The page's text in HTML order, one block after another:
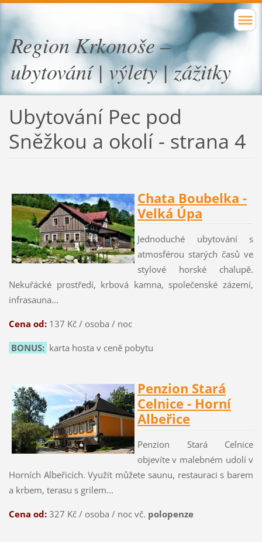
Region Krkonoše –
ubytování | výlety | zážitky
Ubytování Pec pod
Sněžkou a okolí - strana 4
Chata Boubelka -
Velká Úpa
Jednoduché ubytování s
atmosférou starých časů ve
stylové horské chalupě.
Nekuřácké prostředí, krbová kamna, společenské zázemí,
infrasauna...
Cena od:137 Kč / osoba / noc
BONUS: karta hosta v ceně pobytu
Penzion Stará
Celnice - Horní
Albeřice
Penzion Stará Celnice
objevíte v malebném udolí v
Horních Albeřicích. Využít můžete saunu, restauraci s barem
a krbem, terasu s grilem...
Cena od: 327 Kč / osoba / noc vč. polopenze